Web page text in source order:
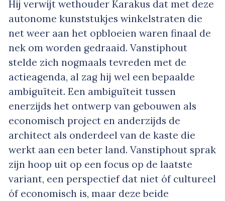
Hij verwijt wethouder Karakus dat met deze
autonome kunststukjes winkelstraten die
net weer aan het opbloeien waren finaal de
nek om worden gedraaid. Vanstiphout
stelde zich nogmaals tevreden met de
actieagenda, al zag hij wel een bepaalde
ambiguïteit. Een ambiguïteit tussen
enerzijds het ontwerp van gebouwen als
economisch project en anderzijds de
architect als onderdeel van de kaste die
werkt aan een beter land. Vanstiphout sprak
zijn hoop uit op een focus op de laatste
variant, een perspectief dat niet óf cultureel
óf economisch is, maar deze beide